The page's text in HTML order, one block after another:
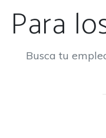
Para
Busca tu